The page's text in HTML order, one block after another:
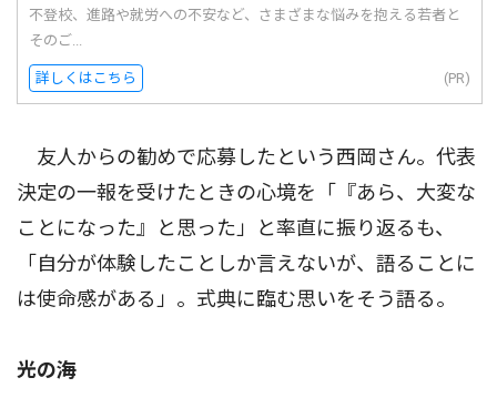
不登校、進路や就労への不安など、さまざまな悩みを抱える若者と
そのご...
詳しくはこちら (PR)
友人からの勧めで応募したという西岡さん。代表
決定の一報を受けたときの心境を「『あら、大変な
ことになった』と思った」と率直に振り返るも、
「自分が体験したことしか言えないが、語ることに
は使命感がある」。式典に臨む思いをそう語る。
光の海